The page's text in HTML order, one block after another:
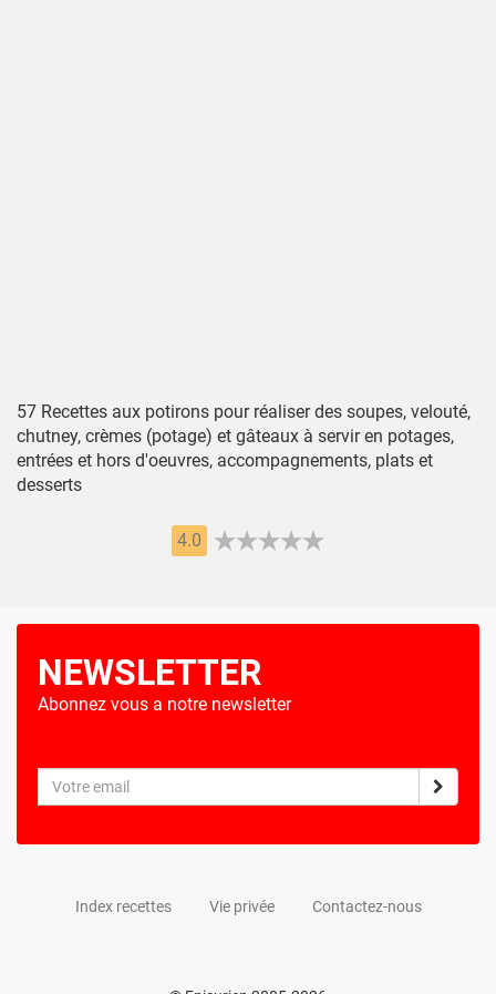
57 Recettes aux potirons pour réaliser des soupes, velouté,
chutney, crèmes (potage) et gâteaux à servir en potages,
entrées et hors d'oeuvres, accompagnements, plats et
desserts
4.0
NEWSLETTER
Abonnez vous a notre newsletter
Index recettes Vie privée Contactez-nous